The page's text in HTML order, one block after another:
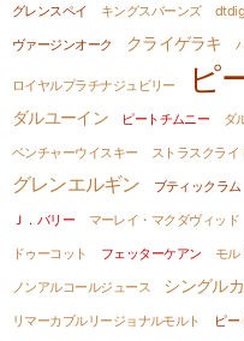
グレンスペイ
キングスバーンズ
ヴァージンオーク
クライゲラキ
ロイヤルプラチナジュビリー ピ
ダルユーイン ピートチムニー ダ
ベンチャーウイスキー
ストラスクライ
グレンエルギン ブティックラム
Ｊ．バリー
マーレイ・マクダヴィッド
ドゥーコット
フェッターケアン モル
ノンアルコールジュース
シングル
リマーカブルリージョナルモルト
ピー